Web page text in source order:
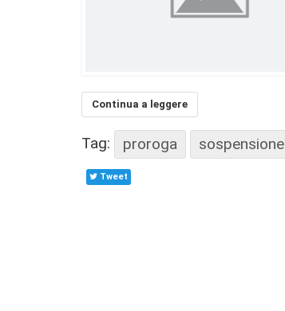
Continua a leggere
Tag: proroga sospensione
Tweet